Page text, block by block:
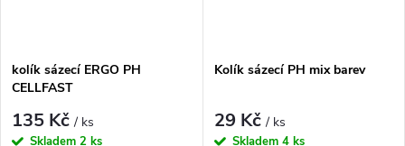
kolík sázecí ERGO PH
CELLFAST
135 Kč/ ks
Skladem 2 ks
Kolík sázecí PH mix barev
29 Kč/ ks
Skladem 4 ks